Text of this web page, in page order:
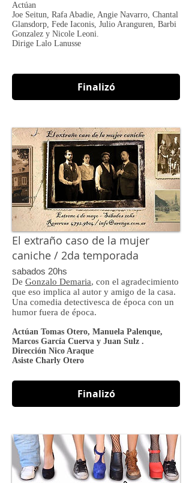
Actúan
Joe Seitun, Rafa Abadie, Angie Navarro, Chantal
Glansdorp, Fede Iaconis, Julio Aranguren, Barbi
Gonzalez y Nicole Leoni.
Dirige Lalo Lanusse
Finalizó
El extraño caso de la mujer
caniche / 2da temporada
sabados 20hs
De Gonzalo Demaria, con el agradecimiento
que eso implica al autor y amigo de la casa.
Una comedia detectivesca de época con un
humor fuera de época.
Actúan Tomas Otero, Manuela Palenque,
Marcos García Cuerva y Juan Sulz .
Dirección Nico Araque
Asiste Charly Otero
Finalizó